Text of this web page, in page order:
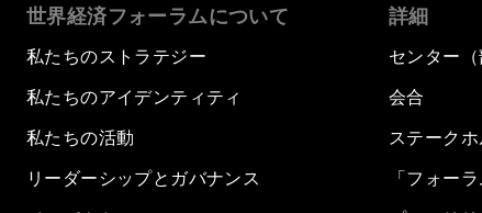
世界経済フォーラムについて
私たちのストラテジー
私たちのアイデンティティ
私たちの活動
リーダーシップとガバナンス
詳細
センター（
会合
ステーク
「フォー